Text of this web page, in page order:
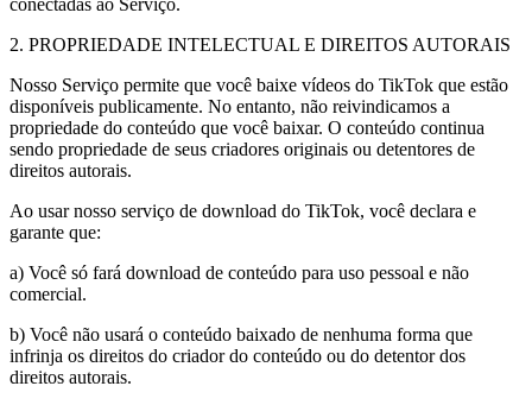
2. PROPRIEDADE INTELECTUAL E DIREITOS AUTORAIS
Nosso Serviço permite que você baixe vídeos do TikTok que estão
disponíveis publicamente. No entanto, não reivindicamos a
propriedade do conteúdo que você baixar. O conteúdo continua
sendo propriedade de seus criadores originais ou detentores de
direitos autorais.
Ao usar nosso serviço de download do TikTok, você declara e
garante que:
a) Você só fará download de conteúdo para uso pessoal e não
comercial.
b) Você não usará o conteúdo baixado de nenhuma forma que
infrinja os direitos do criador do conteúdo ou do detentor dos
direitos autorais.